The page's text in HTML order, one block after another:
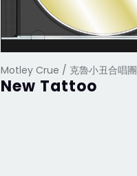
Motley Crue / 克魯小丑合唱團
New Tattoo